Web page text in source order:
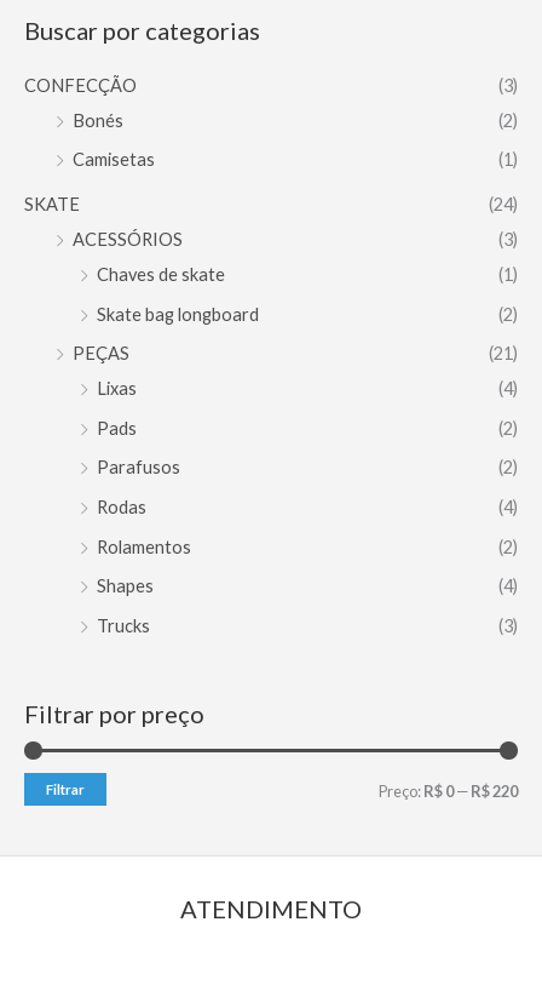
Buscar por categorias
CONFECÇÃO
(3)
Bonés
(2)
Camisetas
(1)
SKATE
(24)
ACESSÓRIOS
(3)
Chaves de skate
(1)
Skate bag longboard
(2)
PEÇAS
(21)
Lixas
(4)
Pads
(2)
Parafusos
(2)
Rodas
(4)
Rolamentos
(2)
Shapes
(4)
Trucks
(3)
Filtrar por preço
P
e
P
e
Filtrar Preço:R$ 0—R$ 220
ATENDIMENTO